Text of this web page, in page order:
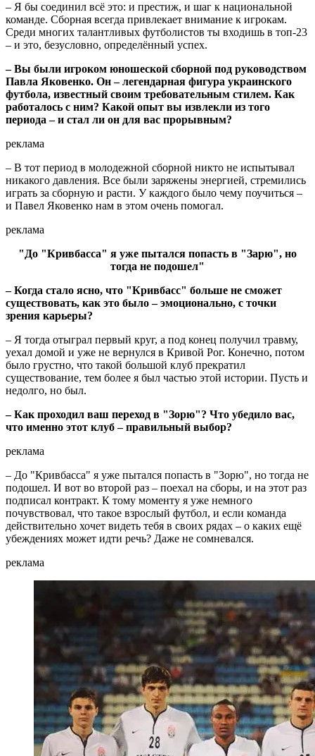
– Я бы соединил всё это: и престиж, и шаг к национальной
команде. Сборная всегда привлекает внимание к игрокам.
Среди многих талантливых футболистов ты входишь в топ-23
– и это, безусловно, определённый успех.
– Вы были игроком юношеской сборной под руководством
Павла Яковенко. Он – легендарная фигура украинского
футбола, известный своим требовательным стилем. Как
работалось с ним? Какой опыт вы извлекли из того
периода – и стал ли он для вас прорывным?
реклама
– В тот период в молодежной сборной никто не испытывал
никакого давления. Все были заряжены энергией, стремились
играть за сборную и расти. У каждого было чему поучиться –
и Павел Яковенко нам в этом очень помогал.
реклама
"До "Кривбасса" я уже пытался попасть в "Зарю", но
тогда не подошел"
– Когда стало ясно, что "Кривбасс" больше не сможет
существовать, как это было – эмоционально, с точки
зрения карьеры?
– Я тогда отыграл первый круг, а под конец получил травму,
уехал домой и уже не вернулся в Кривой Рог. Конечно, потом
было грустно, что такой большой клуб прекратил
существование, тем более я был частью этой истории. Пусть и
недолго, но был.
– Как проходил ваш переход в "Зорю"? Что убедило вас,
что именно этот клуб – правильный выбор?
реклама
– До "Кривбасса" я уже пытался попасть в "Зорю", но тогда не
подошел. И вот во второй раз – поехал на сборы, и на этот раз
подписал контракт. К тому моменту я уже немного
почувствовал, что такое взрослый футбол, и если команда
действительно хочет видеть тебя в своих рядах – о каких ещё
убеждениях может идти речь? Даже не сомневался.
реклама